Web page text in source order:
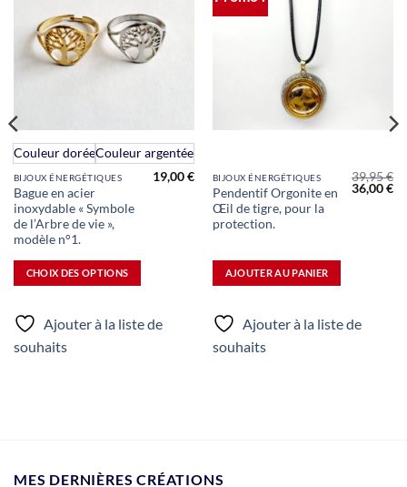
de
souhaits
Couleur doréeCouleur argentée
BIJOUX ÉNERGÉTIQUES
Bague en acier
inoxydable « Symbole
de l’Arbre de vie »,
modèle n°1.
19,00€
CHOIX DES OPTIONS
Ce
produit
a
plusieurs
variations.
Les
options
peuvent
choisiesAjouter à la liste de
souhaits
BIJOUX ÉNERGÉTIQUES
Pendentif Orgonite en
Œil de tigre, pour la
protection.
39,95€
Le
prix
36,00€Le
AJOUTER AU PANIER
Ajouter à la liste de
souhaits
:
€.
MES DERNIÈRES CRÉATIONS